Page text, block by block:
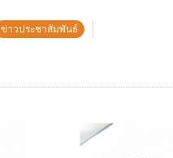
ข่าวประชาสัมพันธ์